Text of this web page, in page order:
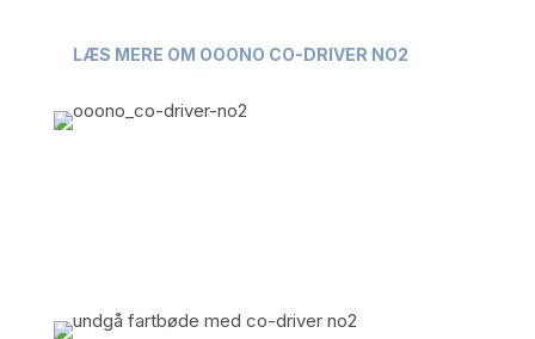
LÆS MERE OM OOONO CO-DRIVER NO2